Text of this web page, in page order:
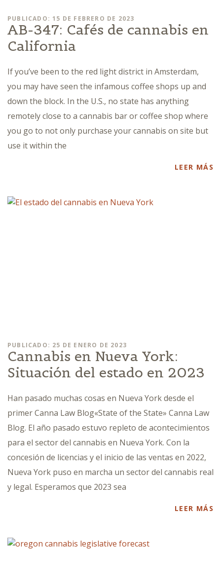
PUBLICADO: 15 DE FEBRERO DE 2023
AB-347: Cafés de cannabis en
California
If you’ve been to the red light district in Amsterdam,
you may have seen the infamous coffee shops up and
down the block. In the U.S., no state has anything
remotely close to a cannabis bar or coffee shop where
you go to not only purchase your cannabis on site but
use it within the
LEER MÁS
PUBLICADO: 25 DE ENERO DE 2023
Cannabis en Nueva York:
Situación del estado en 2023
Han pasado muchas cosas en Nueva York desde el
primer Canna Law Blog«State of the State» Canna Law
Blog. El año pasado estuvo repleto de acontecimientos
para el sector del cannabis en Nueva York. Con la
concesión de licencias y el inicio de las ventas en 2022,
Nueva York puso en marcha un sector del cannabis real
y legal. Esperamos que 2023 sea
LEER MÁS